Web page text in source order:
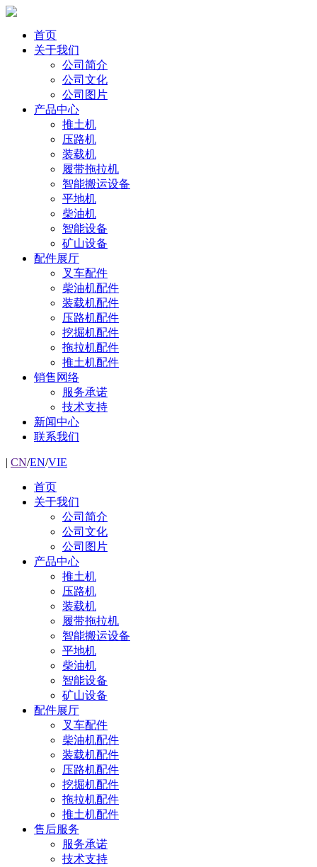
首页
关于我们
公司简介
公司文化
公司图片
产品中心
推土机
压路机
装载机
履带拖拉机
智能搬运设备
平地机
柴油机
智能设备
矿山设备
配件展厅
叉车配件
柴油机配件
装载机配件
压路机配件
挖掘机配件
拖拉机配件
推土机配件
销售网络
服务承诺
技术支持
新闻中心
联系我们
| CN/EN/VIE
首页
关于我们
公司简介
公司文化
公司图片
产品中心
推土机
压路机
装载机
履带拖拉机
智能搬运设备
平地机
柴油机
智能设备
矿山设备
配件展厅
叉车配件
柴油机配件
装载机配件
压路机配件
挖掘机配件
拖拉机配件
推土机配件
售后服务
服务承诺
技术支持